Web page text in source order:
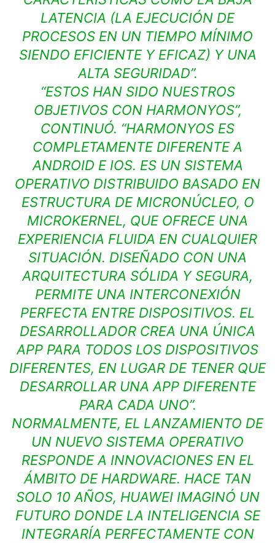
LATENCIA (LA EJECUCIÓN DE
PROCESOS EN UN TIEMPO MÍNIMO
SIENDO EFICIENTE Y EFICAZ) Y UNA
ALTA SEGURIDAD”.
“ESTOS HAN SIDO NUESTROS
OBJETIVOS CON HARMONYOS”,
CONTINUÓ. “HARMONYOS ES
COMPLETAMENTE DIFERENTE A
ANDROID E IOS. ES UN SISTEMA
OPERATIVO DISTRIBUIDO BASADO EN
ESTRUCTURA DE MICRONÚCLEO, O
MICROKERNEL, QUE OFRECE UNA
EXPERIENCIA FLUIDA EN CUALQUIER
SITUACIÓN. DISEÑADO CON UNA
ARQUITECTURA SÓLIDA Y SEGURA,
PERMITE UNA INTERCONEXIÓN
PERFECTA ENTRE DISPOSITIVOS. EL
DESARROLLADOR CREA UNA ÚNICA
APP PARA TODOS LOS DISPOSITIVOS
DIFERENTES, EN LUGAR DE TENER QUE
DESARROLLAR UNA APP DIFERENTE
PARA CADA UNO”.
NORMALMENTE, EL LANZAMIENTO DE
UN NUEVO SISTEMA OPERATIVO
RESPONDE A INNOVACIONES EN EL
ÁMBITO DE HARDWARE. HACE TAN
SOLO 10 AÑOS, HUAWEI IMAGINÓ UN
FUTURO DONDE LA INTELIGENCIA SE
INTEGRARÍA PERFECTAMENTE CON